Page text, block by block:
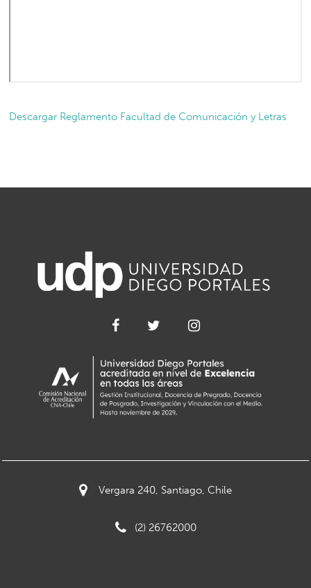
Descargar Reglamento Facultad de Comunicación y Letras
Vergara 240, Santiago, Chile
(2) 26762000